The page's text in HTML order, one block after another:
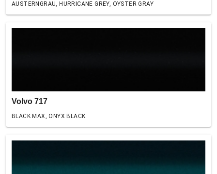
AUSTERNGRAU, HURRICANE GREY, OYSTER GRAY
Volvo 717
BLACK MAX, ONYX BLACK